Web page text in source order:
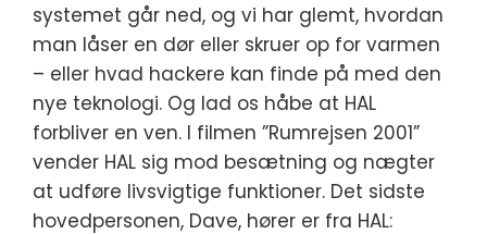
systemet går ned, og vi har glemt, hvordan
man låser en dør eller skruer op for varmen
– eller hvad hackere kan finde på med den
nye teknologi. Og lad os håbe at HAL
forbliver en ven. I filmen ”Rumrejsen 2001”
vender HAL sig mod besætning og nægter
at udføre livsvigtige funktioner. Det sidste
hovedpersonen, Dave, hører er fra HAL: